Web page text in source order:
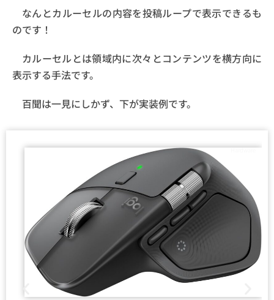
なんとカルーセルの内容を投稿ループで表示できるも
のです！
カルーセルとは領域内に次々とコンテンツを横方向に
表示する手法です。
百聞は一見にしかず、下が実装例です。
Hardware